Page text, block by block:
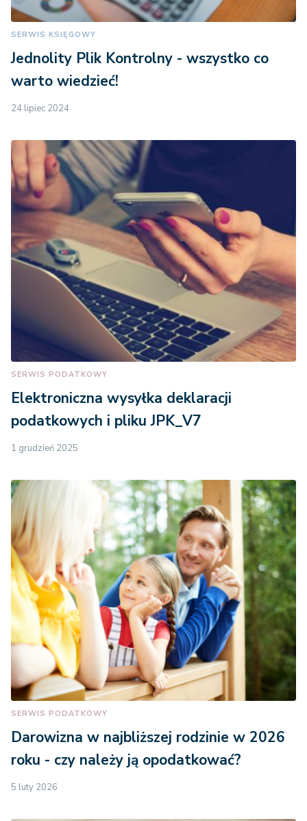
SERWIS KSIĘGOWY
Jednolity Plik Kontrolny - wszystko co
warto wiedzieć!
24 lipiec 2024
SERWIS PODATKOWY
Elektroniczna wysyłka deklaracji
podatkowych i pliku JPK_V7
1 grudzień 2025
SERWIS PODATKOWY
Darowizna w najbliższej rodzinie w 2026
roku - czy należy ją opodatkować?
5 luty 2026